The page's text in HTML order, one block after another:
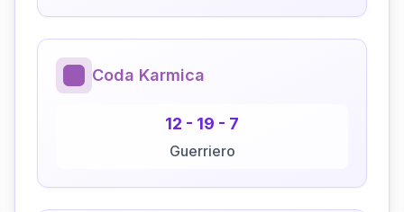
Coda Karmica
12 - 19 - 7
Guerriero